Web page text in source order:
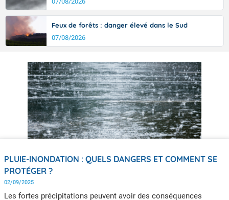
Feux de forêts : danger élevé dans le Sud
07/08/2026
PLUIE-INONDATION : QUELS DANGERS ET COMMENT SE
PROTÉGER ?
02/09/2025
Les fortes précipitations peuvent avoir des conséquences